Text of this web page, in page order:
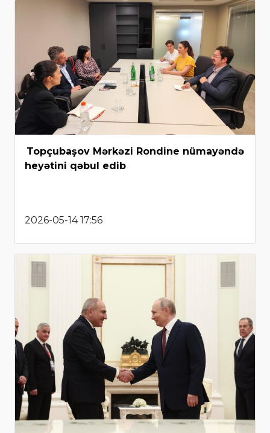
Topçubaşov Mərkəzi Rondine nümayəndə
heyətini qəbul edib
2026-05-14 17:56